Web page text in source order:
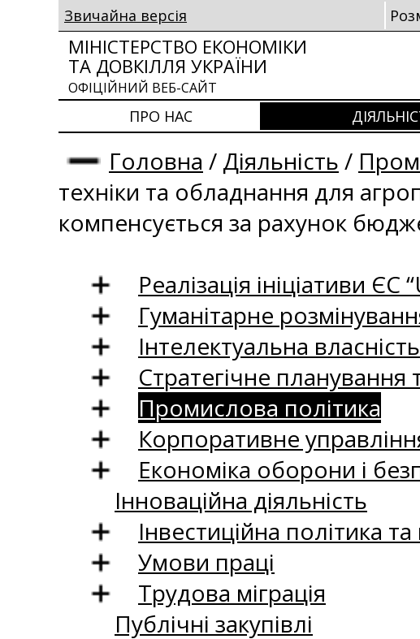
Звичайна версія
МІНІСТЕРСТВО ЕКОНОМІКИ
ТА ДОВКІЛЛЯ УКРАЇНИ
ОФІЦІЙНИЙ ВЕБ-САЙТ
ПРО НАС
Головна / Діяльність /
техніки та обладнання для
компенсується за рахунок
Реалізація ініціативи ЄС
Гуманітарне
Інтелектуальна власність
Стратегічне
Промислова політика
Корпоративне
Економіка оборони і
Інноваційна діяльність
Інвестиційна політика
Умови праці
Трудова міграція
Публічні закупівлі